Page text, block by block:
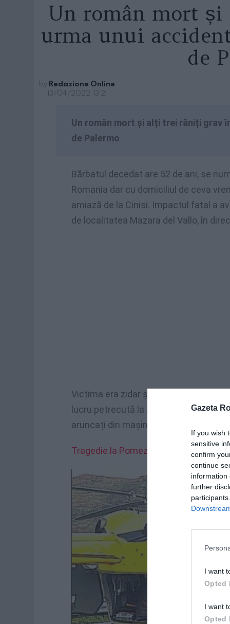
Gazeta
If you wish
sensitive
confirm
continue
information
further
I want
Opted
I want
Opted
Un român mort
urma unui
de
by Redazione Online
13/04/2022, 13:21
Un român mort și alți trei răniți grav
de Palermo
Bărbatul decedat are 52 de ani, se
Romania dar cu domiciliul de ceva
amiază de la Cinisi. Impactul fatal a
de localitatea Mazara del Vallo, în
Victima era zidar și se întorcea acasă
lucru petrecută la Alcamo.
aruncați din mașină în momentul
Tragedie la Pomezia, bărbat de 40